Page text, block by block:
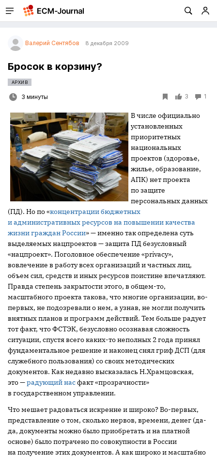
Валерий Сентябов 8 декабря 2009
Бросок в корзину?
АРХИВ
3 минуты 3 1
В числе официально
установленных
приоритетных
национальных
проектов (здоровье,
жилье, образование,
АПК) нет проекта
по защите
персональных данных
(ПД). Но по «концентрации бюджетных
и административных ресурсов на повышении качества
жизни граждан России» — именно так определена суть
выделяемых нацпроектов — защита ПД безусловный
«нацпроект». Поголовное обеспечение «privacy»,
вовлечение в работу всех организаций и частных лиц,
объем сил, средств и иных ресурсов поистине впечатляют.
Правда степень закрытости этого, в общем-то,
масштабного проекта такова, что многие организации, во-
первых, не подозревали о нем, а узнав, не могли получить
внятных планов и программ действий. Тем больше радует
тот факт, что ФСТЭК, безусловно осознавая сложность
ситуации, спустя всего каких-то неполных 2 года принял
фундаментальное решение и наконец снял гриф ДСП (для
служебного пользования) со своих методических
документов. Как недавно высказалась Н.Храмцовская,
это —радующий насфакт «прозрачности»
в государственном управлении.
Что мешает радоваться искренне и широко? Во-первых,
представление о том, сколько нервов, времени, денег (да-
да, документы можно было приобретать и на платной
основе) было потрачено по совокупности в России
на получение этих документов. А как широко и масштабно